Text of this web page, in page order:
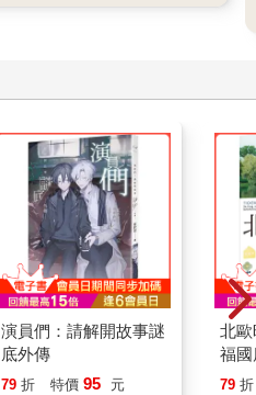
演員們：請解開故事謎
底外傳
79 折 特價 95 元
北
福
79 折